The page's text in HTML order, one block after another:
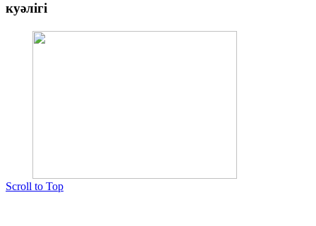
куәлігі
Scroll to Top